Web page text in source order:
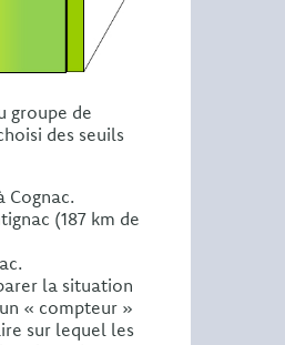
groupe de
des seuils
Cognac.
(187 km de
la situation
« compteur »
sur lequel les